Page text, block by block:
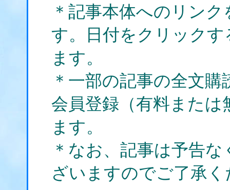
＊記事本体へのリン
す。日付をクリック
ます。
＊一部の記事の全文
会員登録（有料また
ます。
＊なお、記事は予告
ざいますのでご了承